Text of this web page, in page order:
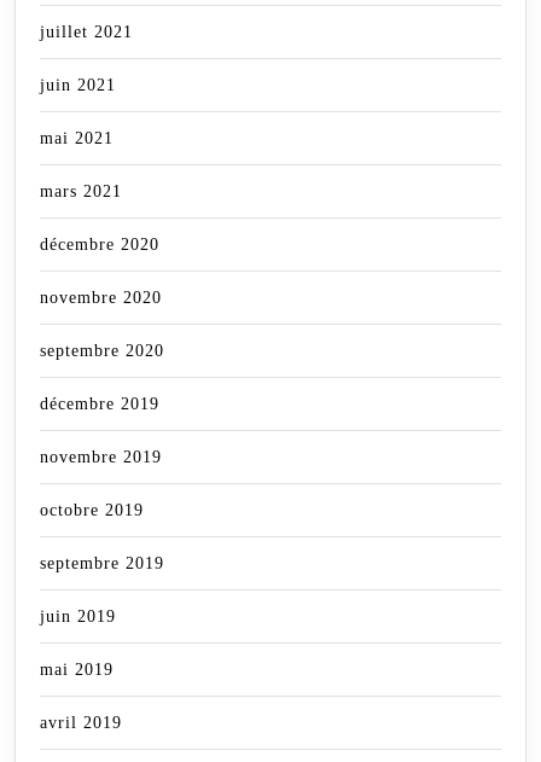
juillet 2021
juin 2021
mai 2021
mars 2021
décembre 2020
novembre 2020
septembre 2020
décembre 2019
novembre 2019
octobre 2019
septembre 2019
juin 2019
mai 2019
avril 2019